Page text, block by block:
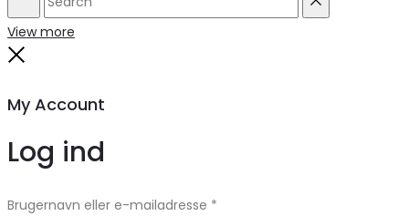
Search
View more
My Account
Log ind
Brugernavn eller e-mailadresse *